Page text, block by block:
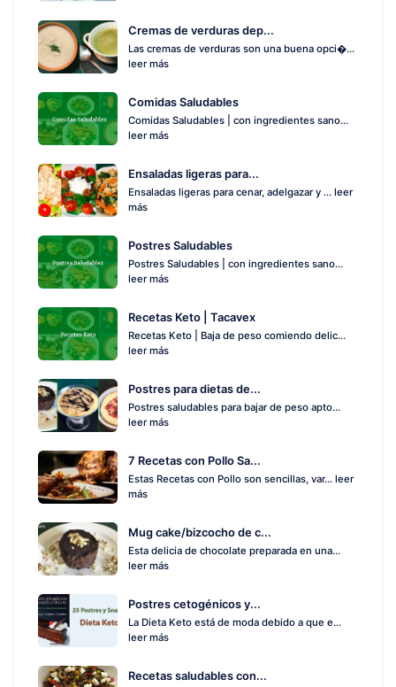
Cremas de verduras dep...
Las cremas de verduras son una buena opci�...
leer más
Comidas Saludables
Comidas Saludables | con ingredientes sano...
leer más
Ensaladas ligeras para...
Ensaladas ligeras para cenar, adelgazar y ... leer
más
Postres Saludables
Postres Saludables | con ingredientes sano...
leer más
Recetas Keto | Tacavex
Recetas Keto | Baja de peso comiendo delic...
leer más
Postres para dietas de...
Postres saludables para bajar de peso apto...
leer más
7 Recetas con Pollo Sa...
Estas Recetas con Pollo son sencillas, var... leer
más
Mug cake/bizcocho de c...
Esta delicia de chocolate preparada en una...
leer más
Postres cetogénicos y...
La Dieta Keto está de moda debido a que e...
leer más
Recetas saludables con...